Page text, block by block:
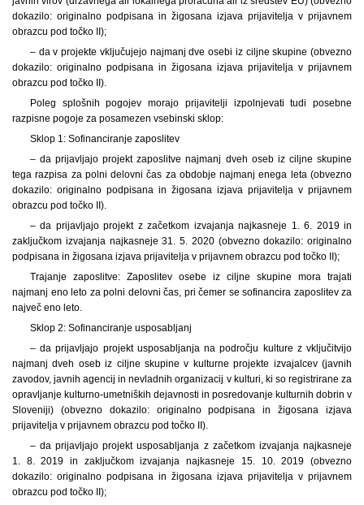
dokazilo: originalno podpisana in žigosana izjava prijavitelja v prijavnem
obrazcu pod točko II);
– da v projekte vključujejo najmanj dve osebi iz ciljne skupine (obvezno
dokazilo: originalno podpisana in žigosana izjava prijavitelja v prijavnem
obrazcu pod točko II).
Poleg splošnih pogojev morajo prijavitelji izpolnjevati tudi posebne
razpisne pogoje za posamezen vsebinski sklop:
Sklop 1: Sofinanciranje zaposlitev
– da prijavljajo projekt zaposlitve najmanj dveh oseb iz ciljne skupine
tega razpisa za polni delovni čas za obdobje najmanj enega leta (obvezno
dokazilo: originalno podpisana in žigosana izjava prijavitelja v prijavnem
obrazcu pod točko II).
– da prijavljajo projekt z začetkom izvajanja najkasneje 1. 6. 2019 in
zaključkom izvajanja najkasneje 31. 5. 2020 (obvezno dokazilo: originalno
podpisana in žigosana izjava prijavitelja v prijavnem obrazcu pod točko II);
Trajanje zaposlitve: Zaposlitev osebe iz ciljne skupine mora trajati
najmanj eno leto za polni delovni čas, pri čemer se sofinancira zaposlitev za
največ eno leto.
Sklop 2: Sofinanciranje usposabljanj
– da prijavljajo projekt usposabljanja na področju kulture z vključitvijo
najmanj dveh oseb iz ciljne skupine v kulturne projekte izvajalcev (javnih
zavodov, javnih agencij in nevladnih organizacij v kulturi, ki so registrirane za
opravljanje kulturno-umetniških dejavnosti in posredovanje kulturnih dobrin v
Sloveniji) (obvezno dokazilo: originalno podpisana in žigosana izjava
prijavitelja v prijavnem obrazcu pod točko II).
– da prijavljajo projekt usposabljanja z začetkom izvajanja najkasneje
1. 8. 2019 in zaključkom izvajanja najkasneje 15. 10. 2019 (obvezno
dokazilo: originalno podpisana in žigosana izjava prijavitelja v prijavnem
obrazcu pod točko II);